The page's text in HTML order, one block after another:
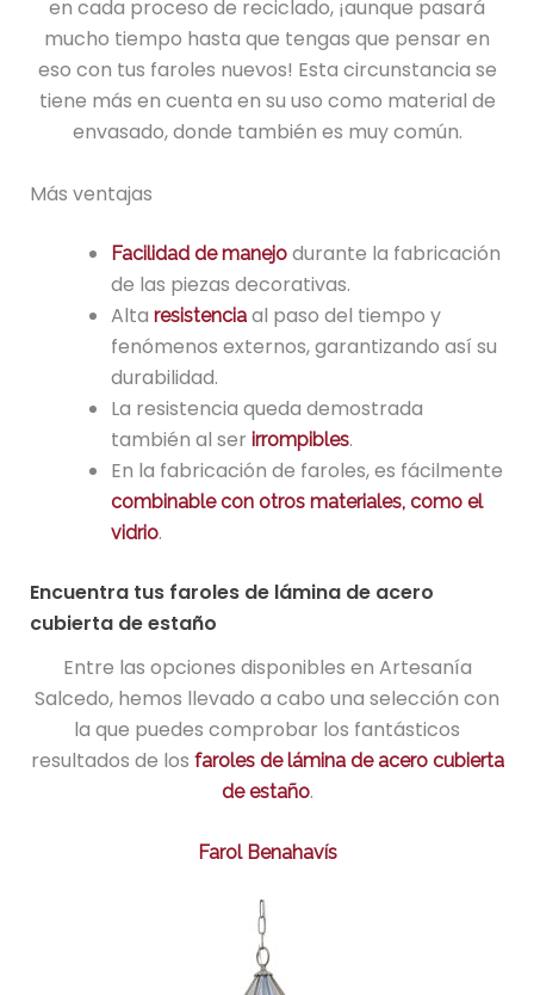
en cada proceso de reciclado, ¡aunque pasará
mucho tiempo hasta que tengas que pensar en
eso con tus faroles nuevos! Esta circunstancia se
tiene más en cuenta en su uso como material de
envasado, donde también es muy común.
Más ventajas
Facilidad de manejodurante la fabricación
de las piezas decorativas.
Alta resistenciaal paso del tiempo y
fenómenos externos, garantizando así su
durabilidad.
La resistencia queda demostrada
también al ser irrompibles.
En la fabricación de faroles, es fácilmente
combinable con otros materiales, como el
vidrio.
Encuentra tus faroles de lámina de acero
cubierta de estaño
Entre las opciones disponibles en Artesanía
Salcedo, hemos llevado a cabo una selección con
la que puedes comprobar los fantásticos
resultados de los faroles de lámina de acero cubierta
de estaño.
Farol Benahavís